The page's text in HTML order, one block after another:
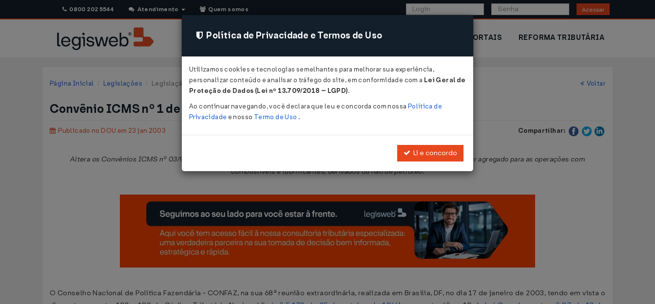
0800 202 5544 Atendimento Quem somos Acessar
CONSULTORIA SISTEMAS COMÉRCIO EXTERIOR PORTAIS REFORMA TRIBUTÁRIA
Página Inicial Legislações Legislação Federal Voltar
Convênio ICMS nº 1 de 17/01/2003
Publicado no DOU em 23 jan 2003 Compartilhar:
Altera os Convênios ICMS nº 03/99, de 16.04.1999, e 140/02, de 13.12.2002, relativamente a percentuais de margem de valor agregado para as operações com
combustíveis e lubrificantes, derivados ou não de petróleo.
O Conselho Nacional de Política Fazendária - CONFAZ, na sua 68ª reunião extraordinária, realizada em Brasília, DF, no dia 17 de janeiro de 2003, tendo em vista o
Política de Privacidade e Termos de Uso
Utilizamos cookies e tecnologias semelhantes para melhorar sua experiência,
personalizar conteúdo e analisar o tráfego do site, em conformidade com a Lei Geral de
Proteção de Dados (Lei nº 13.709/2018 – LGPD).
Ao continuar navegando, você declara que leu e concorda com nossa Política de
Privacidade e nosso Termo de Uso .
Li e concordo